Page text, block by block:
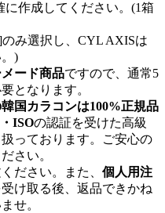
作成してください。(1箱
み選択し、CYL AXISは
)
ード商品ですので、 通常5
となります。
国カラコンは100%正規品
ISOの認証を受けた高級
っております。ご安心の
さい。
ださい。また、 個人用注
け取る後、返品できかね
せ。